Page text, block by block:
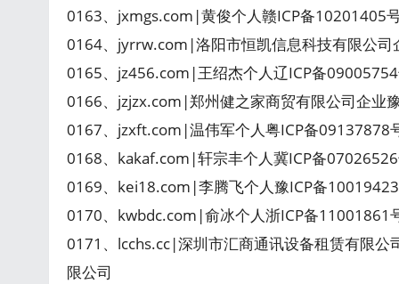
0163、jxmgs.com|黄俊个人赣ICP备10201405
0164、jyrrw.com|洛阳市恒凯信息科技有限公
0165、jz456.com|王绍杰个人辽ICP备
0166、jzjzx.com|郑州健之家商贸有限公司企业
0167、jzxft.com|温伟军个人粤ICP备09137878
0168、kakaf.com|轩宗丰个人冀ICP备
0169、kei18.com|李腾飞个人豫ICP备
0170、kwbdc.com|俞冰个人浙ICP备11001861
0171、lcchs.cc|深圳市汇商通讯设备租赁有限
限公司